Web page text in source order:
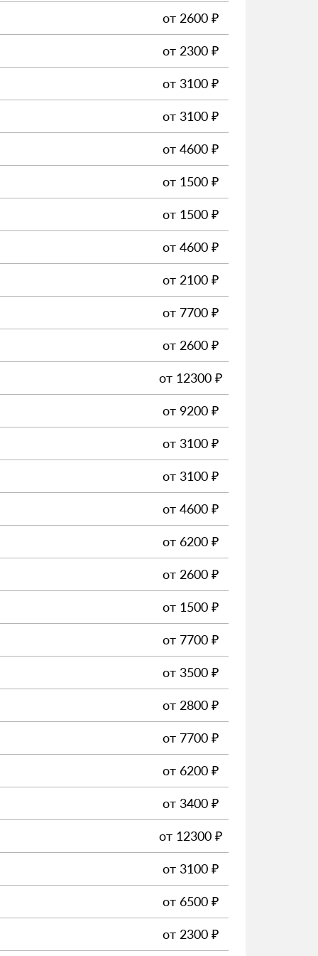
от 2600 ₽
от 2300 ₽
от 3100 ₽
от 3100 ₽
от 4600 ₽
от 1500 ₽
от 1500 ₽
от 4600 ₽
от 2100 ₽
от 7700 ₽
от 2600 ₽
от 12300 ₽
от 9200 ₽
от 3100 ₽
от 3100 ₽
от 4600 ₽
от 6200 ₽
от 2600 ₽
от 1500 ₽
от 7700 ₽
от 3500 ₽
от 2800 ₽
от 7700 ₽
от 6200 ₽
от 3400 ₽
от 12300 ₽
от 3100 ₽
от 6500 ₽
от 2300 ₽